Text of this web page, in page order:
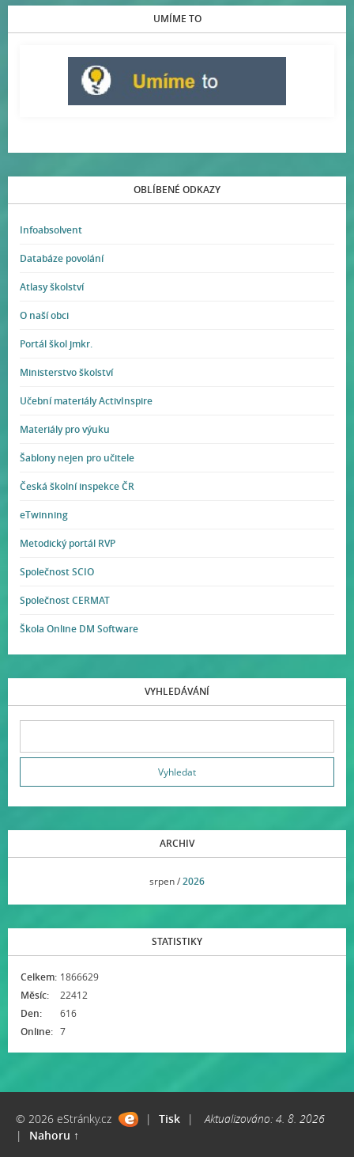
UMÍME TO
OBLÍBENÉ ODKAZY
Infoabsolvent
Databáze povolání
Atlasy školství
O naší obci
Portál škol jmkr.
Ministerstvo školství
Učební materiály ActivInspire
Materiály pro výuku
Šablony nejen pro učitele
Česká školní inspekce ČR
eTwinning
Metodický portál RVP
Společnost SCIO
Společnost CERMAT
Škola Online DM Software
VYHLEDÁVÁNÍ
ARCHIV
srpen /2026
STATISTIKY
Online: 7
Celkem: 1866629
Měsíc:
22412
Den:
616
© 2026 eStránky.cz | Tisk |
Aktualizováno: 4. 8. 2026
|
Nahoru ↑